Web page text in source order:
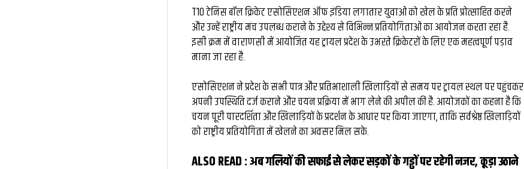
T10 टेनिस बॉल क्रिकेट एसोसिएशन ऑफ इंडिया लगातार युवाओं को खेल के प्रति प्रोत्साहित करने
और उन्हें राष्ट्रीय मंच उपलब्ध कराने के उद्देश्य से विभिन्न प्रतियोगिताओं का आयोजन करता रहा है.
इसी क्रम में वाराणसी में आयोजित यह ट्रायल प्रदेश के उभरते क्रिकेटरों के लिए एक महत्वपूर्ण पड़ाव
माना जा रहा है.
एसोसिएशन ने प्रदेश के सभी पात्र और प्रतिभाशाली खिलाड़ियों से समय पर ट्रायल स्थल पर पहुंचकर
अपनी उपस्थिति दर्ज कराने और चयन प्रक्रिया में भाग लेने की अपील की है. आयोजकों का कहना है कि
चयन पूरी पारदर्शिता और खिलाड़ियों के प्रदर्शन के आधार पर किया जाएगा, ताकि सर्वश्रेष्ठ खिलाड़ियों
को राष्ट्रीय प्रतियोगिता में खेलने का अवसर मिल सके.
ALSO READ :अब गलियों की सफाई से लेकर सड़कों के गड्ढों पर रहेगी नजर, कूड़ा उठाने